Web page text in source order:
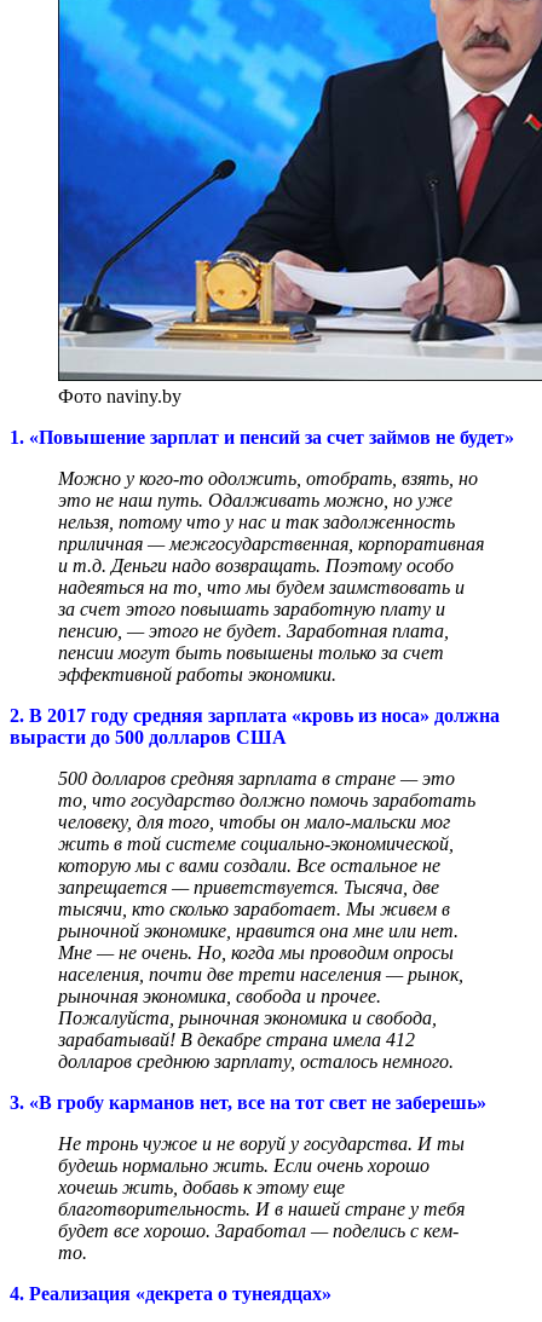
Фото naviny.by
1. «Повышение зарплат и пенсий за счет займов не будет»
Можно у кого-то одолжить, отобрать, взять, но
это не наш путь. Одалживать можно, но уже
нельзя, потому что у нас и так задолженность
приличная — межгосударственная, корпоративная
и т.д. Деньги надо возвращать. Поэтому особо
надеяться на то, что мы будем заимствовать и
за счет этого повышать заработную плату и
пенсию, — этого не будет. Заработная плата,
пенсии могут быть повышены только за счет
эффективной работы экономики.
2. В 2017 году средняя зарплата «кровь из носа» должна
вырасти до 500 долларов США
500 долларов средняя зарплата в стране — это
то, что государство должно помочь заработать
человеку, для того, чтобы он мало-мальски мог
жить в той системе социально-экономической,
которую мы с вами создали. Все остальное не
запрещается — приветствуется. Тысяча, две
тысячи, кто сколько заработает. Мы живем в
рыночной экономике, нравится она мне или нет.
Мне — не очень. Но, когда мы проводим опросы
населения, почти две трети населения — рынок,
рыночная экономика, свобода и прочее.
Пожалуйста, рыночная экономика и свобода,
зарабатывай! В декабре страна имела 412
долларов среднюю зарплату, осталось немного.
3. «В гробу карманов нет, все на тот свет не заберешь»
Не тронь чужое и не воруй у государства. И ты
будешь нормально жить. Если очень хорошо
хочешь жить, добавь к этому еще
благотворительность. И в нашей стране у тебя
будет все хорошо. Заработал — поделись с кем-
то.
4. Реализация «декрета о тунеядцах»